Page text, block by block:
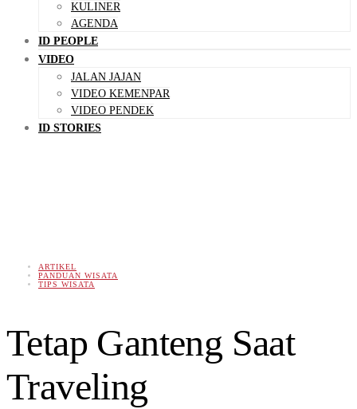
KULINER
AGENDA
ID PEOPLE
VIDEO
JALAN JAJAN
VIDEO KEMENPAR
VIDEO PENDEK
ID STORIES
ARTIKEL
PANDUAN WISATA
TIPS WISATA
Tetap Ganteng Saat
Traveling